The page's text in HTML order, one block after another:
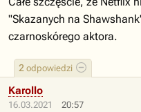
2 odpowiedzi
"Skazanych na
czarnoskórego aktora.
16.03.2021 20:57
Karollo